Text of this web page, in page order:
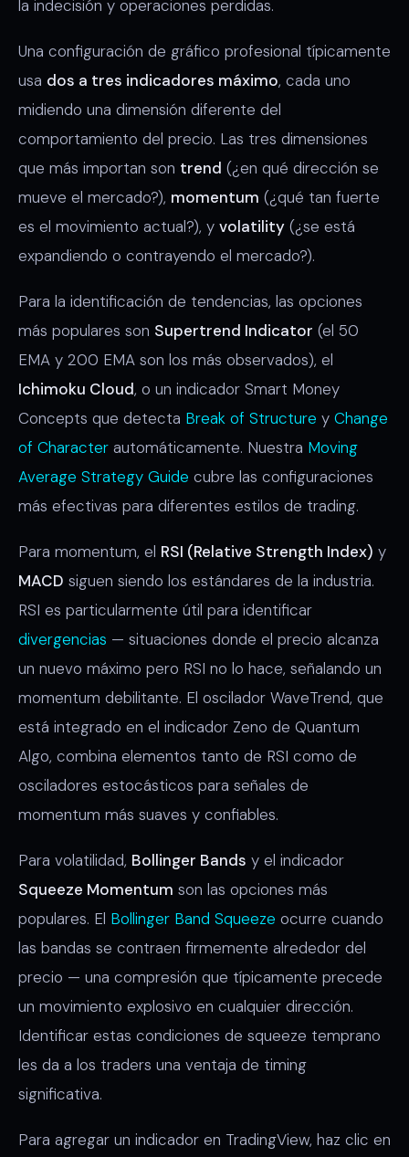
la indecisión y operaciones perdidas.
Una configuración de gráfico profesional típicamente
usa dos a tres indicadores máximo, cada uno
midiendo una dimensión diferente del
comportamiento del precio. Las tres dimensiones
que más importan son trend (¿en qué dirección se
mueve el mercado?), momentum (¿qué tan fuerte
es el movimiento actual?), y volatility (¿se está
expandiendo o contrayendo el mercado?).
Para la identificación de tendencias, las opciones
más populares son Supertrend Indicator (el 50
EMA y 200 EMA son los más observados), el
Ichimoku Cloud, o un indicador Smart Money
Concepts que detecta Break of Structure y Change
of Character automáticamente. Nuestra Moving
Average Strategy Guide cubre las configuraciones
más efectivas para diferentes estilos de trading.
Para momentum, el RSI (Relative Strength Index) y
MACD siguen siendo los estándares de la industria.
RSI es particularmente útil para identificar
divergencias — situaciones donde el precio alcanza
un nuevo máximo pero RSI no lo hace, señalando un
momentum debilitante. El oscilador WaveTrend, que
está integrado en el indicador Zeno de Quantum
Algo, combina elementos tanto de RSI como de
osciladores estocásticos para señales de
momentum más suaves y confiables.
Para volatilidad, Bollinger Bands y el indicador
Squeeze Momentum son las opciones más
populares. El Bollinger Band Squeeze ocurre cuando
las bandas se contraen firmemente alrededor del
precio — una compresión que típicamente precede
un movimiento explosivo en cualquier dirección.
Identificar estas condiciones de squeeze temprano
les da a los traders una ventaja de timing
significativa.
Para agregar un indicador en TradingView, haz clic en